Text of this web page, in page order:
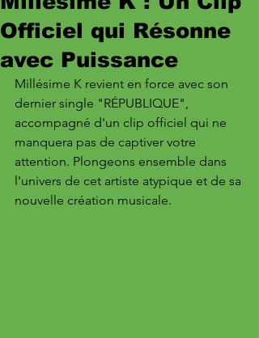
Officiel qui Résonne
avec Puissance
Millésime K revient en force avec son
dernier single "RÉPUBLIQUE",
accompagné d'un clip officiel qui ne
manquera pas de captiver votre
attention. Plongeons ensemble dans
l'univers de cet artiste atypique et de sa
nouvelle création musicale.